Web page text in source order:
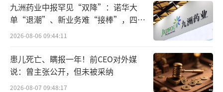
了不少有健康焦虑的老年人购买。
有的产品号称有治疗奇效，到手后查看说
明才发现只是普通食品；有的下单时号称一个
疗程就能见效，后面商家却变着法地让消费者
追加购买；有的包装上标注的生产厂家，查询
九洲药业中报罕见“双降”：诺华大
单“退潮”、新业务难“接棒”，四大
难关待闯
2026-08-06 09:44:11
患儿死亡、瞒报一年！前CEO对外媒
说：曾主张公开，但未被采纳
2026-08-07 09:48:17